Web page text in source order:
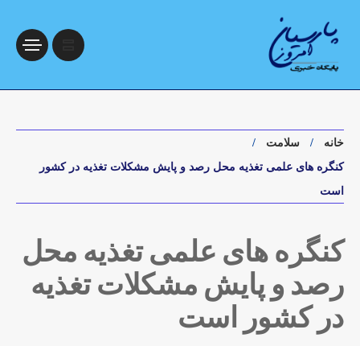
خانه
سلامت
کنگره های علمی تغذیه محل رصد و پایش مشکلات تغذیه در کشور
است
کنگره های علمی تغذیه محل
رصد و پایش مشکلات تغذیه
در کشور است